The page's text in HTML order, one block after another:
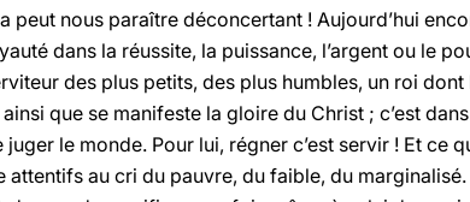
peut nous paraître déconcertant ! Aujourd’hui
dans la réussite, la puissance, l’argent ou le
des plus petits, des plus humbles, un roi
ainsi que se manifeste la gloire du Christ ; c’est
le monde. Pour lui, régner c’est servir ! Et ce
attentifs au cri du pauvre, du faible, du